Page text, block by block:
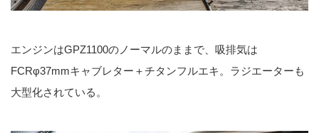
エンジンはGPZ1100のノーマルのままで、吸排気は
FCRφ37mmキャブレター＋チタンフルエキ。ラジエーターも
大型化されている。